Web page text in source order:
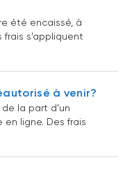
été encaissé, à
s’appliquent
à venir?
la part d’un
ligne. Des frais